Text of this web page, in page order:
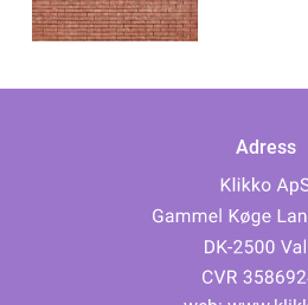
Adress